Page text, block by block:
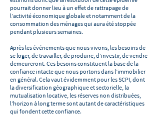
pourrait donner lieu à un effet de rattrapage de
l’activité économique globale et notamment de la
consommation des ménages qui aura été stoppée
pendant plusieurs semaines.
Après les événements que nous vivons, les besoins de
se loger, de travailler, de produire, d’investir, de vendre
demeureront. Ces besoins constituent la base de la
confiance intacte que nous portons dans l’immobilier
en général. Cela vaut évidemment pour les SCPI, dont
la diversification géographique et sectorielle, la
mutualisation locative, les réserves non distribuées,
l’horizon à long terme sont autant de caractéristiques
qui fondent cette confiance.